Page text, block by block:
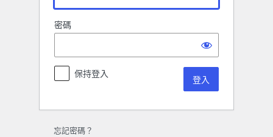
密碼
保持登入
忘記密碼？